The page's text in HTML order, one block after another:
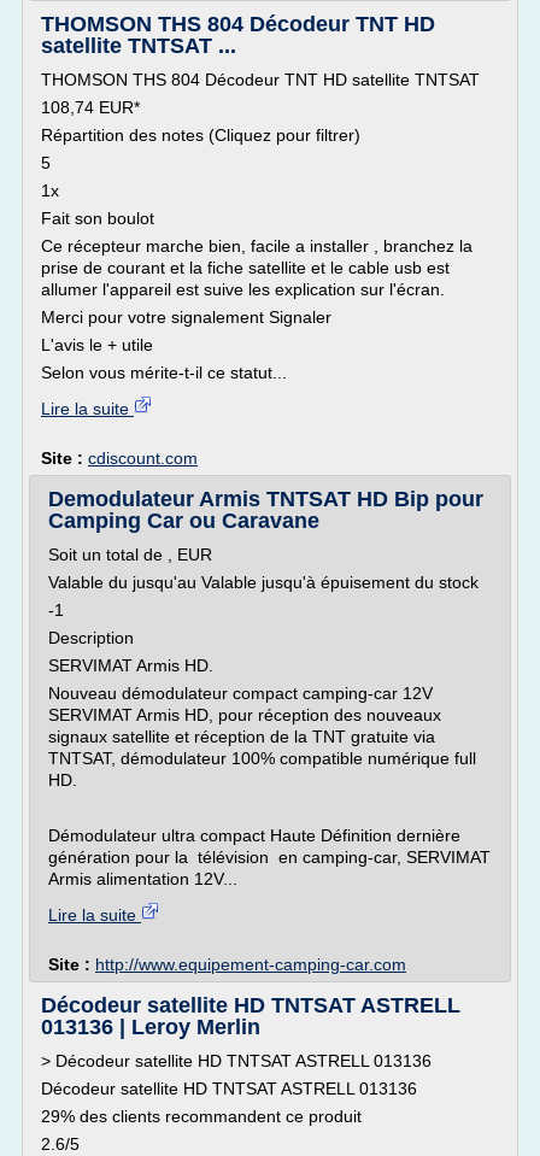
THOMSON THS 804 Décodeur TNT HD
satellite TNTSAT ...
THOMSON THS 804 Décodeur TNT HD satellite TNTSAT
108,74 EUR*
Répartition des notes (Cliquez pour filtrer)
5
1x
Fait son boulot
Ce récepteur marche bien, facile a installer , branchez la
prise de courant et la fiche satellite et le cable usb est
allumer l'appareil est suive les explication sur l'écran.
Merci pour votre signalement Signaler
L'avis le + utile
Selon vous mérite-t-il ce statut...
Lire la suite
Site : cdiscount.com
Demodulateur Armis TNTSAT HD Bip pour
Camping Car ou Caravane
Soit un total de , EUR
Valable du jusqu'au Valable jusqu'à épuisement du stock
-1
Description
SERVIMAT Armis HD.
Nouveau démodulateur compact camping-car 12V
SERVIMAT Armis HD, pour réception des nouveaux
signaux satellite et réception de la TNT gratuite via
TNTSAT, démodulateur 100% compatible numérique full
HD.
Démodulateur ultra compact Haute Définition dernière
génération pour la télévision en camping-car, SERVIMAT
Armis alimentation 12V...
Lire la suite
Site : http://www.equipement-camping-car.com
Décodeur satellite HD TNTSAT ASTRELL
013136 | Leroy Merlin
> Décodeur satellite HD TNTSAT ASTRELL 013136
Décodeur satellite HD TNTSAT ASTRELL 013136
29% des clients recommandent ce produit
2.6/5